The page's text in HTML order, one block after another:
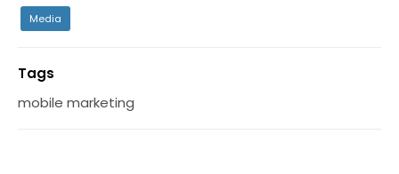
Media
Tags
mobile marketing